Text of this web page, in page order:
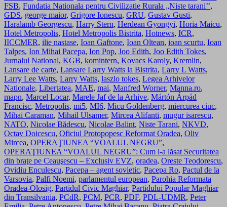
FSB, Fundatia Nationala pentru Civilizatie Rurala „Niste tarani’’,
GDS, george maior, Grigore Ionescu, GRU, Gustav Gusti,
Haralamb Georgescu, Harry Stern, Herdean Gyongyi, Horia Maicu,
Hotel Metropolis, Hotel Metropolis Bistrita, Hotnews, ICR,
IICCMER, ilie nastase, Ioan Gaftone, Ioan Oltean, ioan scurtu, Ioan
Talpes, Ion Mihai Pacepa, Ion Pop, Joo Edith, Joo Edith Tokes,
Jurnalul National, KGB, komintern, Kovacs Karoly, Kremlin,
Lansare de carte, Lansare Larry Watts la Bistrita, Larry L Watts,
Larry Lee Watts, Larry Watts, laszlo tokes, Legea Arhivelor
Nationale, Libertatea, MAE, mai, Manfred Worner, Manna.ro,
mapn, Marcel Locar, Marele Jaf de la Arhive, Mártón Árpád
Francisc, Metropolis, mi5, MI6, Micu Goldenberg, miercurea ciuc,
Mihai Caraman, Mihail Ulsamer, Mircea Alifanti, mugur isarescu,
NATO, Nicolae Bădescu, Nicolae Balint, Niste Tarani, NKVD,
Octav Doicescu, Oficiul Protopopesc Reformat Oradea, Oliv
Mircea, OPERAŢIUNEA “VOALUL NEGRU”,
OPERAŢIUNEA “VOALUL NEGRU”: Cum l-a lăsat Securitatea
din braţe pe Ceauşescu – Exclusiv EVZ, oradea, Oreste Teodorescu,
Ovidiu Enculescu, Pacepa – agent sovietic, Pacepa Ro, Pactul de la
Varsovia, Palfi Noemi, parlamentul european, Parohia Reformata
Oradea-Olosig, Partidul Civic Maghiar, Partidului Popular Maghiar
din Transilvania, PCdR, PCM, PCR, PDF, PDL-UDMR, Peter